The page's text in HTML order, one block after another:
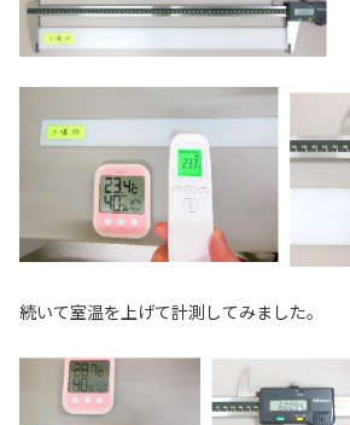
続いて室温を上げて計測してみました。